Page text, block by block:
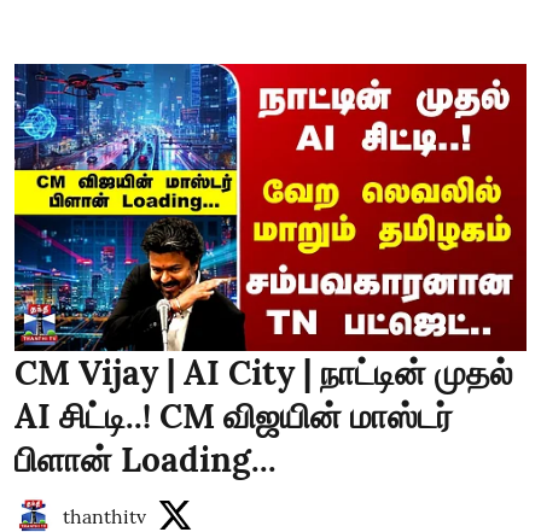
CM Vijay | AI City | நாட்டின் முதல்
AI சிட்டி..! CM விஜயின் மாஸ்டர்
பிளான் Loading...
thanthitv